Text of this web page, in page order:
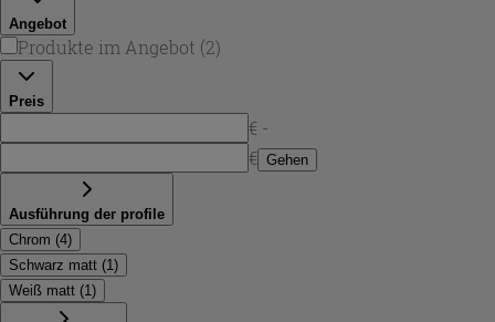
Angebot
Produkte im Angebot (2)
Preis
€ -
€ Gehen
Ausführung der profile
Chrom (4)
Schwarz matt (1 )
Weiß matt (1 )